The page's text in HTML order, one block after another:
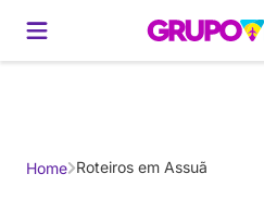
Gerador de RoteirosAmérica do
Home Roteiros em Assuã